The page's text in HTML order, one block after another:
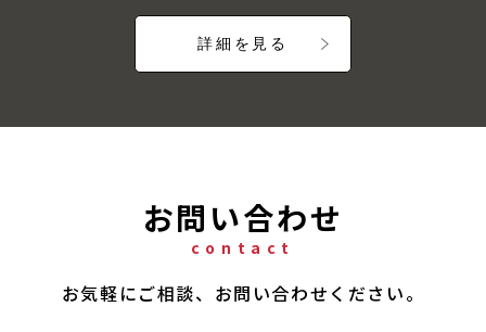
詳細を見る
お問い合わせ
contact
お気軽にご相談、お問い合わせください。